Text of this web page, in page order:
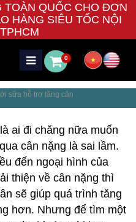
TOÀN QUỐC CHO ĐƠN
HÀNG SIÊU TỐC NỘI
0
sữa hỗ trợ tăng cân
ai đi chăng nữa muốn
cân nặng là sai lầm.
đến ngoại hình của
thiện về cân nặng thì
sẽ giúp quá trình tăng
hơn. Nhưng để tìm một